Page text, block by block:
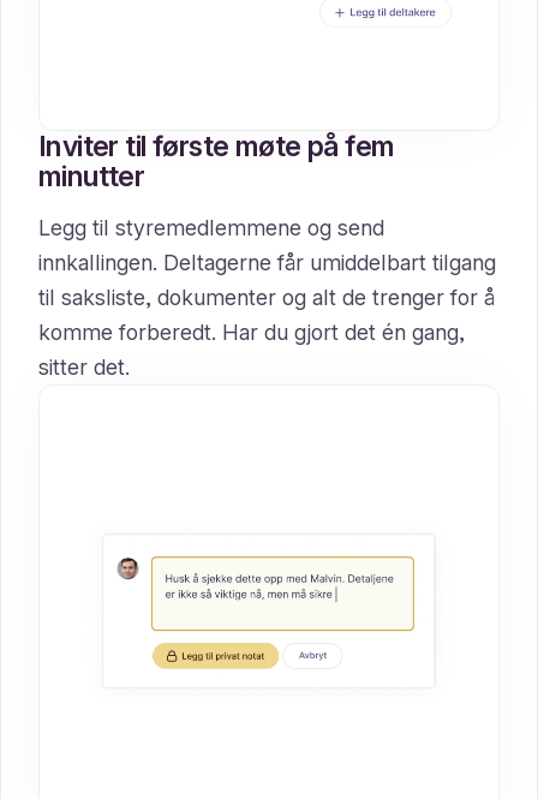
Inviter til første møte på fem
minutter
Legg til styremedlemmene og send
innkallingen. Deltagerne får umiddelbart tilgang
til saksliste, dokumenter og alt de trenger for å
komme forberedt. Har du gjort det én gang,
sitter det.